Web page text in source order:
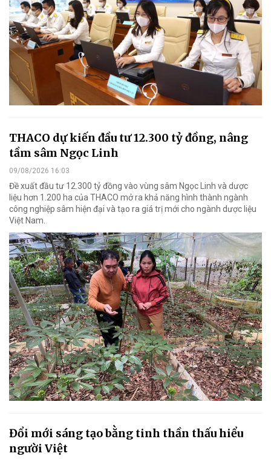
THACO dự kiến đầu tư 12.300 tỷ đồng, nâng
tầm sâm Ngọc Linh
09/08/2026 16:03
Đề xuất đầu tư 12.300 tỷ đồng vào vùng sâm Ngọc Linh và dược
liệu hơn 1.200 ha của THACO mở ra khả năng hình thành ngành
công nghiệp sâm hiện đại và tạo ra giá trị mới cho ngành dược liệu
Việt Nam.
Đổi mới sáng tạo bằng tinh thần thấu hiểu
người Việt